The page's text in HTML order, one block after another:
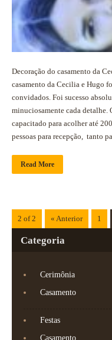
Decoração do casamento da
casamento da Cecilia e Hugo
convidados. Foi sucesso
minuciosamente cada
capacitado para acolher até
pessoas para recepção, tanto
Read More
2 of 2 « Anterior 1
Categoria
Cerimônia
Casamento
Festas
Casamento